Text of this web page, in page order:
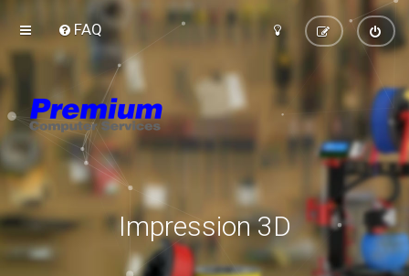
FAQ
Impression 3D